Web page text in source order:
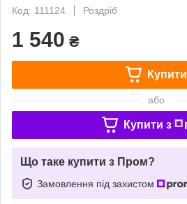
Код: 111124
Роздріб
1 540 ₴
Купити
або
Купити з
Що таке купити з Пром?
Замовлення під захистом